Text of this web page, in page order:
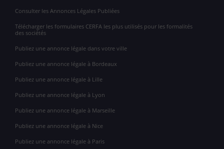
Consulter les Annonces Légales Publiées
Télécharger les formulaires CERFA les plus utilisés pour les formalités
des sociétés
Publiez une annonce légale dans votre ville
Publiez une annonce légale à Bordeaux
Publiez une annonce légale à Lille
Publiez une annonce légale à Lyon
Publiez une annonce légale à Marseille
Publiez une annonce légale à Nice
Publiez une annonce légale à Paris